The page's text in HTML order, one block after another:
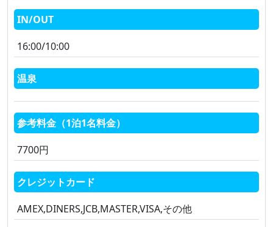
IN/OUT
16:00/10:00
温泉
参考料金（1泊1名料金）
7700円
クレジットカード
AMEX,DINERS,JCB,MASTER,VISA,その他